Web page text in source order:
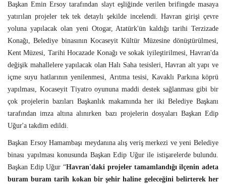
Başkan Emin Ersoy tarafından slayt eşliğinde verilen brifingde masaya
yatırılan projeler tek tek detaylı şekilde incelendi. Havran girişi çevre
yoluna yapılacak olan yeni Otogar, Atatürk'ün kaldığı tarihi Terzizade
Konağı, Belediye binasının Kocaseyit Kültür Müzesine dönüştürülmesi,
Kent Müzesi, Tarihi Hocazade Konağı ve sokak iyileştirilmesi, Havran'da
değişik mahallelere yapılacak olan Halı Saha tesisleri, Havran alt yapı ve
içme suyu hatlarının yenilenmesi, Arıtma tesisi, Kavaklı Parkına köprü
yapılması, Kocaseyit Tiyatro oyununa maddi destek sağlanması gibi bir
çok projelerin bazıları Başkanlık makamında her iki Belediye Başkanı
tarafından imza altına alınırken bazı projelerin dosyaları Başkan Edip
Uğur'a takdim edildi.
Başkan Ersoy Hamambaşı meydanına alış veriş merkezi ve yeni Belediye
binası yapılması konusunda Başkan Edip Uğur ile istişarelerde bulundu.
Başkan Edip Uğur “Havran'daki projeler tamamlandığı ilçenin adeta
buram buram tarih kokan bir şehir haline geleceğini belirterek her